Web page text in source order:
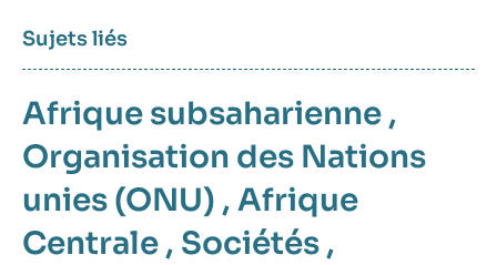
Sujets liés
Afrique subsaharienne ,
Organisation des Nations
unies (ONU) , Afrique
Centrale , Sociétés ,